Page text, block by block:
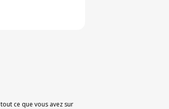
ce que vous avez sur